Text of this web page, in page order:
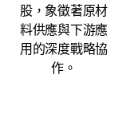
股，象徵著原材
料供應與下游應
用的深度戰略協
作。